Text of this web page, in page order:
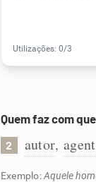
Quem faz com
2 autor,
Exemplo:Aquele